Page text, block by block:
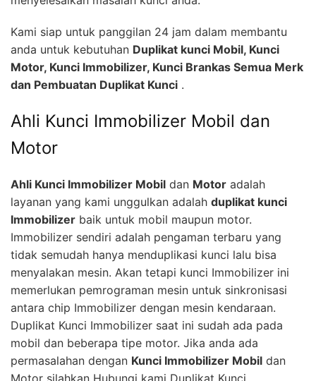
Kami siap untuk panggilan 24 jam dalam membantu
anda untuk kebutuhan Duplikat kunci Mobil, Kunci
Motor, Kunci Immobilizer, Kunci Brankas Semua Merk
dan Pembuatan Duplikat Kunci .
Ahli Kunci Immobilizer Mobil dan
Motor
Ahli Kunci Immobilizer Mobil dan Motor adalah
layanan yang kami unggulkan adalah duplikat kunci
Immobilizer baik untuk mobil maupun motor.
Immobilizer sendiri adalah pengaman terbaru yang
tidak semudah hanya menduplikasi kunci lalu bisa
menyalakan mesin. Akan tetapi kunci Immobilizer ini
memerlukan pemrograman mesin untuk sinkronisasi
antara chip Immobilizer dengan mesin kendaraan.
Duplikat Kunci Immobilizer saat ini sudah ada pada
mobil dan beberapa tipe motor. Jika anda ada
permasalahan dengan Kunci Immobilizer Mobil dan